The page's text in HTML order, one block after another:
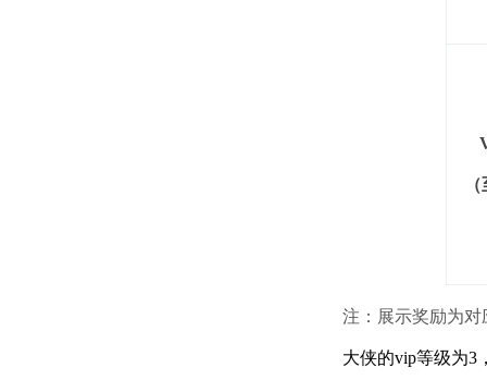
注：展示奖励为
大侠的vip等级为3